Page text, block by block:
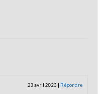
23 avril 2023 | Répondre